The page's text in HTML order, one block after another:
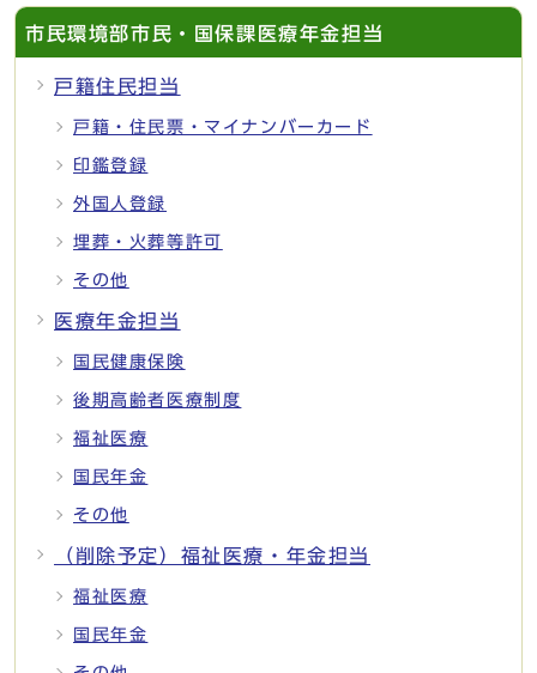
市民環境部市民・国保課医療年金担当
戸籍住民担当
戸籍・住民票・マイナンバーカード
印鑑登録
外国人登録
埋葬・火葬等許可
その他
医療年金担当
国民健康保険
後期高齢者医療制度
福祉医療
国民年金
その他
（削除予定）福祉医療・年金担当
福祉医療
国民年金